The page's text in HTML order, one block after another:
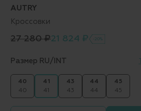
AUTRY
Кроссовки
27 280 ₽21 824 ₽ -20%
Размер RU/INT
40
40
41
41
43
43
44
44
45
45